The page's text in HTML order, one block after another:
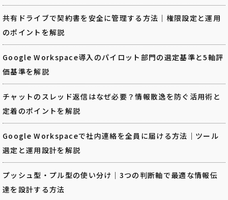
共有ドライブで契約書を安全に管理する方法｜権限設定と運用
のポイントを解説
Google Workspace導入のパイロット部門の選定基準と5軸評
価基準を解説
チャットのスレッド返信はなぜ必要？情報散逸を防ぐ活用術と
定着のポイントを解説
Google Workspaceで社内連絡を全員に届ける方法｜ツール
選定と運用設計を解説
プッシュ型・プル型の使い分け｜3つの判断軸で最適な情報伝
達を設計する方法